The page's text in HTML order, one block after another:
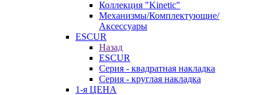
Коллекция "Kinetic"
Механизмы/Комплектующие/
Аксессуары
ESCUR
Назад
ESCUR
Серия - квадратная накладка
Серия - круглая накладка
1-я ЦЕНА